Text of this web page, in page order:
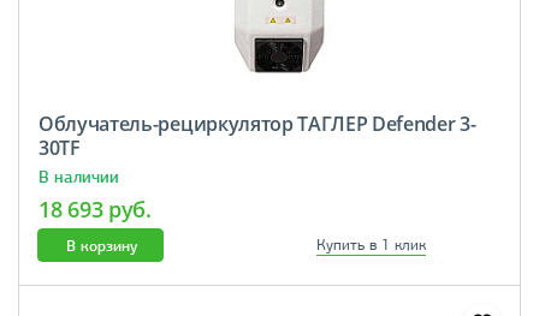
Облучатель-рециркулятор ТАГЛЕР Defender 3-
30TF
В наличии
18 693 руб.
В корзину Купить в 1 клик